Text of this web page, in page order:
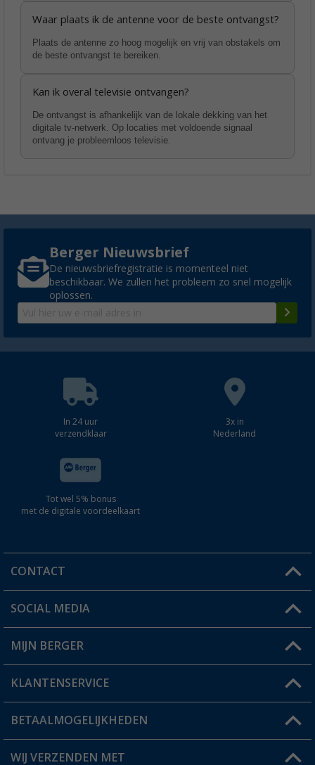
Waar plaats ik de antenne voor de beste ontvangst?
Plaats de antenne zo hoog mogelijk en vrij van obstakels om
de beste ontvangst te bereiken.
Kan ik overal televisie ontvangen?
De ontvangst is afhankelijk van de lokale dekking van het
digitale tv-netwerk. Op locaties met voldoende signaal
ontvang je probleemloos televisie.
Berger Nieuwsbrief
De nieuwsbriefregistratie is momenteel niet
beschikbaar. We zullen het probleem zo snel mogelijk
oplossen.
In 24 uur
verzendklaar
3x in
Nederland
Tot wel 5% bonus
met de digitale voordeelkaart
CONTACT
Een vraag?
Winkel vinden
SOCIAL MEDIA
MIJN BERGER
Mijn account
Status bestelling
KLANTENSERVICE
FAQ & Contact
Verzendinformatie
BETAALMOGELIJKHEDEN
WIJ VERZENDEN MET